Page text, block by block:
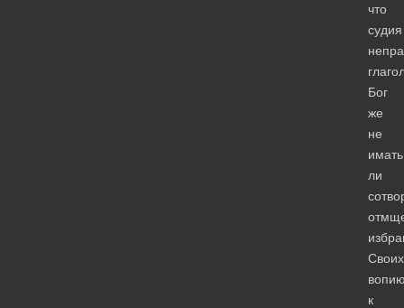
что
судия
Бог
же
не
имать
ли
к